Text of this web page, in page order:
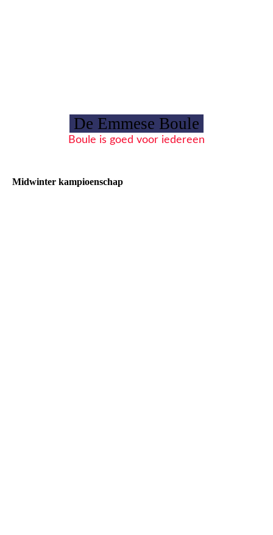
De Emmese Boule
Boule is goed voor iedereen
Midwinter kampioenschap